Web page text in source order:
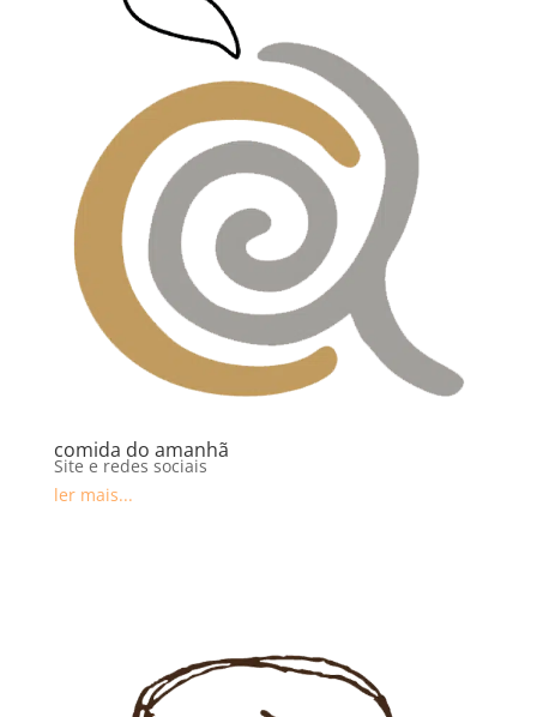
comida do amanhã
Site e redes sociais
ler mais...